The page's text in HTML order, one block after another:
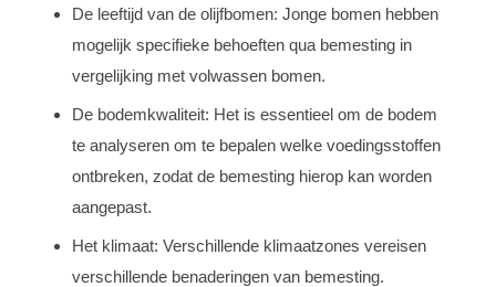
De leeftijd van de olijfbomen: Jonge bomen hebben
mogelijk specifieke behoeften qua bemesting in
vergelijking met volwassen bomen.
De bodemkwaliteit: Het is essentieel om de bodem
te analyseren om te bepalen welke voedingsstoffen
ontbreken, zodat de bemesting hierop kan worden
aangepast.
Het klimaat: Verschillende klimaatzones vereisen
verschillende benaderingen van bemesting.